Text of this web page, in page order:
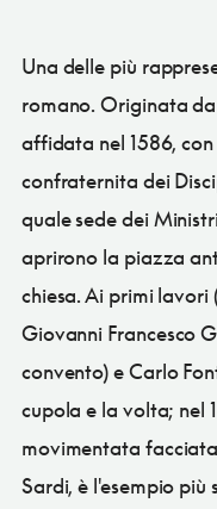
Una delle più
romano. Originata
affidata nel 1586,
confraternita dei
quale sede dei
aprirono la piazza
chiesa. Ai primi lavori
Giovanni Francesco
convento) e Carlo
cupola e la volta; nel
movimentata
Sardi, è l'esempio